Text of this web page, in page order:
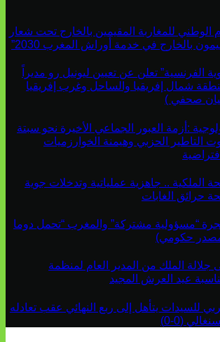
الوطني للمغاربة المقيمين بالخارج تحت شعار
بالخارج في خدمة أوراش المغرب 2030”
الفرنسية” تعلن عن تعيين ليونيل رو مديراً
شمال إفريقيا والساحل وغرب إفريقيا
:أزمة العبور الجماعي الأخيرة نحو سبتة
الحزبي وهيمنة الخوارزميات
الملكية .. جاهزية عملياتية وتدخلات جوية
حرائق الغابات
“مسؤولية مشتركة” والمغرب “تحمل دوما
حكومي)
جلالة الملك من المدير العام لمنظمة
عيد العرش المجيد
للسيدات يتأهل إلى ربع النهائي عقب تعادله
(0-0)